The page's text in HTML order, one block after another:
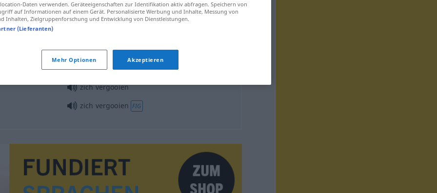
vergooien FIG
vergooien
zich vergooien
zich vergooien FIG
Daten verwenden. Geräteeigenschaften zur Identifikation aktiv abfragen. Speichern von
auf Informationen auf einem Gerät. Personalisierte Werbung und Inhalte, Messung von
Inhalten, Zielgruppenforschung und Entwicklung von Dienstleistungen.
(Lieferanten)
Mehr Optionen Akzeptieren